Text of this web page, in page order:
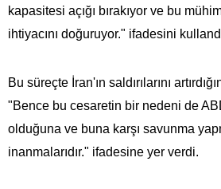
kapasitesi açığı bırakıyor ve bu
ihtiyacını doğuruyor." ifadesini
Bu süreçte İran'ın saldırılarını
"Bence bu cesaretin bir nedeni de
olduğuna ve buna karşı savunma
inanmalarıdır." ifadesine yer verdi.